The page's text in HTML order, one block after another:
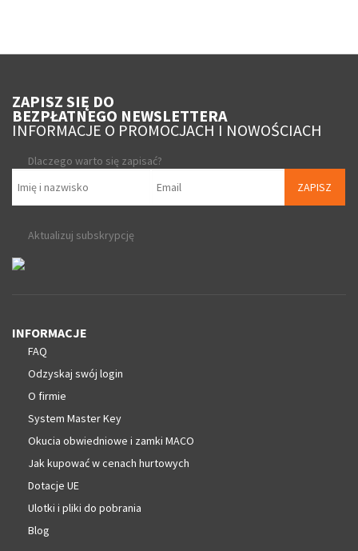
ZAPISZ SIĘ DO
BEZPŁATNEGO NEWSLETTERA
INFORMACJE O PROMOCJACH I NOWOŚCIACH
Dlaczego warto się zapisać?
ZAPISZ
Aktualizuj subskrypcję
INFORMACJE
FAQ
Odzyskaj swój login
O firmie
System Master Key
Okucia obwiedniowe i zamki MACO
Jak kupować w cenach hurtowych
Dotacje UE
Ulotki i pliki do pobrania
Blog